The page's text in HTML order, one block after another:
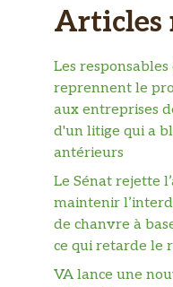
Articles
Les
reprennent le
aux entreprises
d'un litige qui a
antérieurs
Le Sénat rejette
maintenir
de chanvre à
ce qui retarde le
VA lance une